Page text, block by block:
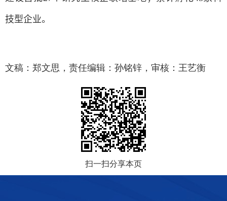
技型企业。
文稿：郑文思，责任编辑：孙铭锌，审核：王艺衡
扫一扫分享本页